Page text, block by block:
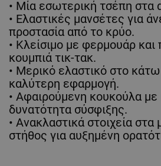
• Μία εσωτερική τσέπη στα
• Ελαστικές μανσέτες για
προστασία από το κρύο.
• Κλείσιμο με φερμουάρ και
κουμπιά τικ-τακ.
• Μερικό ελαστικό στο
καλύτερη εφαρμογή.
• Αφαιρούμενη κουκούλα με
δυνατότητα σύσφιξης.
• Ανακλαστικά στοιχεία στα
στήθος για αυξημένη